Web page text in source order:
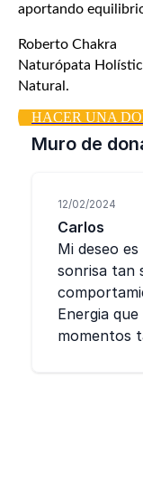
aportando
Roberto Chakra
Naturópata
Natural.
HACER UNA